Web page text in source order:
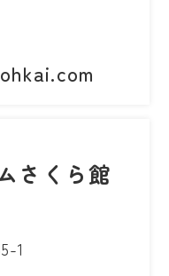
さくら館
1